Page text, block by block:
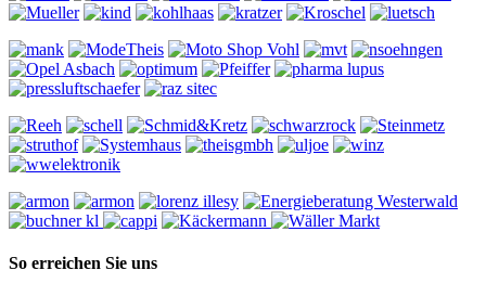
So erreichen Sie uns